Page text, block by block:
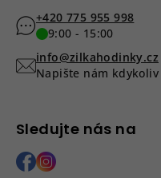
+420 775 955 998
9:00 - 15:00
info@zilkahodinky.cz
Napište nám kdykoliv
Sledujte nás na